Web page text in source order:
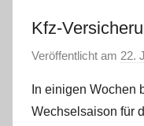
Kfz-
Veröffentlicht am 22.
In einigen Wochen
Wechselsaison für